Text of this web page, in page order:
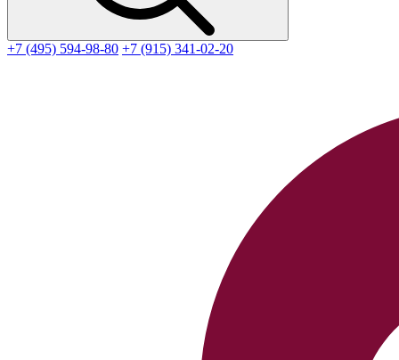
+7 (495) 594-98-80 +7 (915) 341-02-20